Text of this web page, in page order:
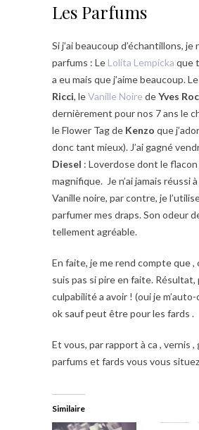
Les Parfums
Si j’ai beaucoup d’échantillons, je
parfums : Le Lolita Lempicka que
a eu mais que j’aime beaucoup.
Ricci, leVanille Noire deYves
dernièrement pour nos 7 ans le
le Flower Tag de Kenzo que
donc tant mieux). J’ai gagné
Diesel : Loverdose dont le
magnifique. Je n’ai jamais réussi
Vanille noire, par contre, je
parfumer mes draps. Son odeur
tellement agréable.
En faite, je me rend compte que ,
suis pas si pire en faite. Résultat,
culpabilité a avoir ! (oui je
ok sauf peut être pour les fards .
Et vous, par rapport à ca , vernis ,
parfums et fards vous vous
Similaire